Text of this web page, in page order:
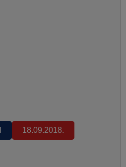
18.09.2018.